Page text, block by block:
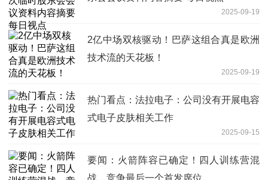
2025-09-19
2亿中场双核驱动！巴萨这组合真是欧洲
技术流的天花板！
2025-09-19
热门看点：法拉电子：公司没有开展电容
式电子皮肤相关工作
2025-09-15
要闻：火箭阵容已确定！四人训练营混